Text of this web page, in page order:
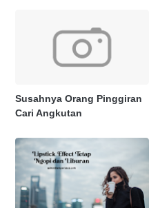
Susahnya Orang Pinggiran
Cari Angkutan